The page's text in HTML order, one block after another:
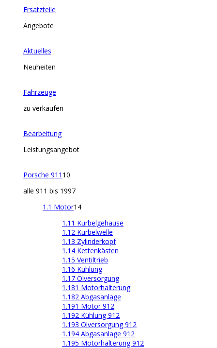
Ersatzteile
Angebote
Aktuelles
Neuheiten
Fahrzeuge
zu verkaufen
Bearbeitung
Leistungsangebot
Porsche 911 10
alle 911 bis 1997
1.1 Motor14
1.11 Kurbelgehäuse
1.12 Kurbelwelle
1.13 Zylinderkopf
1.14 Kettenkästen
1.15 Ventiltrieb
1.16 Kühlung
1.17 Ölversorgung
1.181 Motorhalterung
1.182 Abgasanlage
1.191 Motor 912
1.192 Kühlung 912
1.193 Ölversorgung 912
1.194 Abgasanlage 912
1.195 Motorhalterung 912